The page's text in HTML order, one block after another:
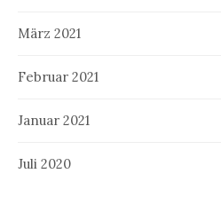
März 2021
Februar 2021
Januar 2021
Juli 2020